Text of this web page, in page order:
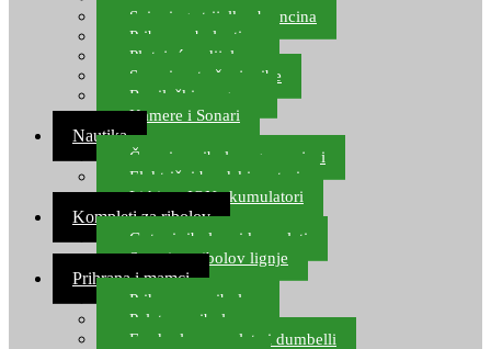
Spinning strijelke, brancina
Pribor za bolentino
Plutajuća odijela
Sonari za traženje ribe
Ronilački program
Kamere i Sonari
Nautika
Čamci za ribolov, gumenjaci
Električni brodski motori
Lithium ION akumulatori
Kompleti za ribolov
Gotovi ribolovni kompleti
Setovi za ribolov lignje
Prihrana i mamci
Prihrana za ribolov
Pelete za ribolov
Feeder lovne pelete i dumbelli